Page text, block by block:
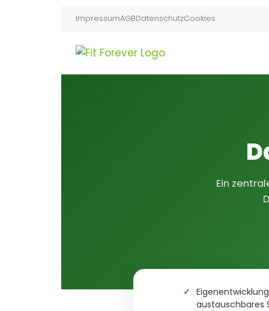
ImpressumAGBDatenschutzCookies
Ein
austauschbares